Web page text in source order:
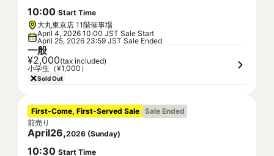
10:00 Start Time
大丸東京店 11階催事場
April 4, 2026 10:00 JST Sale Start
April 25, 2026 23:59 JST Sale Ended
一般
¥2,000(tax included)
小学生（¥1,000）
Sold Out
First-Come, First-Served Sale Sale Ended
前売り
April26,2026 (Sunday)
10:30 Start Time